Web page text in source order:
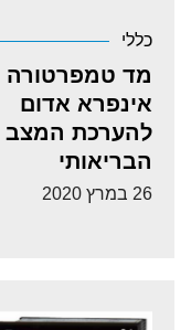
כללי
מד טמפרטורה
אינפרא אדום
להערכת המצב
הבריאותי
26 במרץ 2020